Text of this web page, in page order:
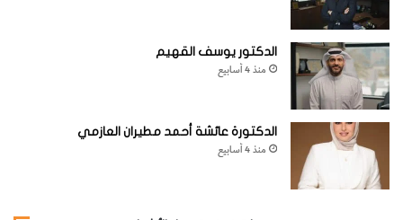
الدكتور يوسف القهيم
منذ 4 أسابيع
الدكتورة عائشة أحمد مطيران العازمي
منذ 4 أسابيع